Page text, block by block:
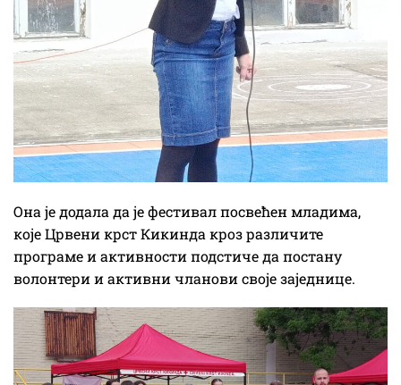
Она је додала да је фестивал посвећен младима,
које Црвени крст Кикинда кроз различите
програме и активности подстиче да постану
волонтери и активни чланови своје заједнице.